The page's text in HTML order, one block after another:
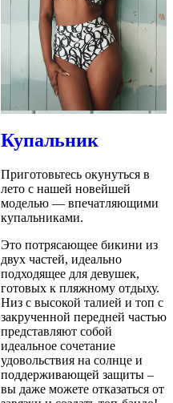
Купальник
Приготовьтесь окунуться в
лето с нашей новейшей
моделью — впечатляющими
купальниками.
Это потрясающее бикини из
двух частей, идеально
подходящее для девушек,
готовых к пляжному отдыху.
Низ с высокой талией и топ с
закрученной передней частью
представляют собой
идеальное сочетание
удовольствия на солнце и
поддерживающей защиты –
вы даже можете отказаться от